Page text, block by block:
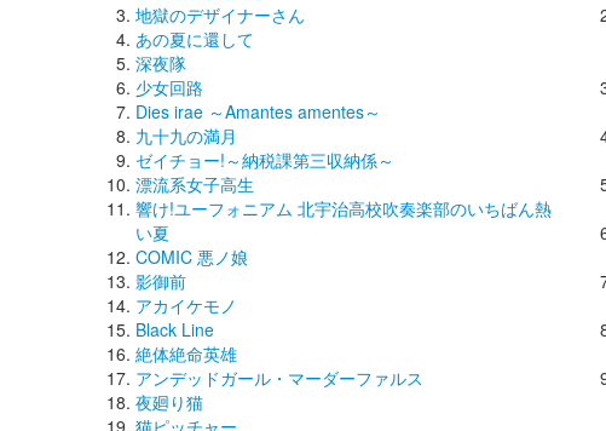
地獄のデザイナーさん
あの夏に還して
深夜隊
少女回路
Dies irae ～Amantes amentes～
九十九の満月
ゼイチョー!～納税課第三収納係～
漂流系女子高生
響け!ユーフォニアム 北宇治高校吹奏楽部のいちばん熱
い夏
COMIC 悪ノ娘
影御前
アカイケモノ
Black Line
絶体絶命英雄
アンデッドガール・マーダーファルス
夜廻り猫
猫ピッチャー